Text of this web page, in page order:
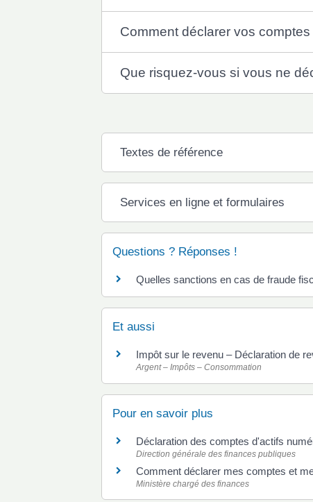
Comment déclarer vos
Que risquez-vous si vous ne
Textes de référence
Services en ligne et formulaires
Questions ? Réponses !
Quelles sanctions en cas de fraude
Et aussi
Impôt sur le revenu – Déclaration de
Argent – Impôts – Consommation
Pour en savoir plus
Déclaration des comptes d'actifs
Direction générale des finances publiques
Comment déclarer mes comptes et
Ministère chargé des finances